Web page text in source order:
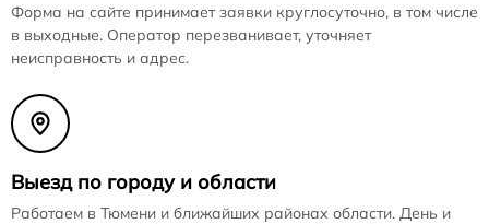
Форма на сайте принимает заявки круглосуточно, в том числе
в выходные. Оператор перезванивает, уточняет
неисправность и адрес.
Выезд по городу и области
Работаем в Тюмени и ближайших районах области. День и